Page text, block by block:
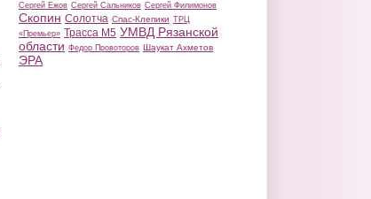
Сергей Ежов Сергей Сальников Сергей Филимонов
Скопин Солотча Спас-Клепики ТРЦ
«Премьер» Трасса М5 УМВД Рязанской
области Федор Провоторов Шаукат Ахметов
ЭРА